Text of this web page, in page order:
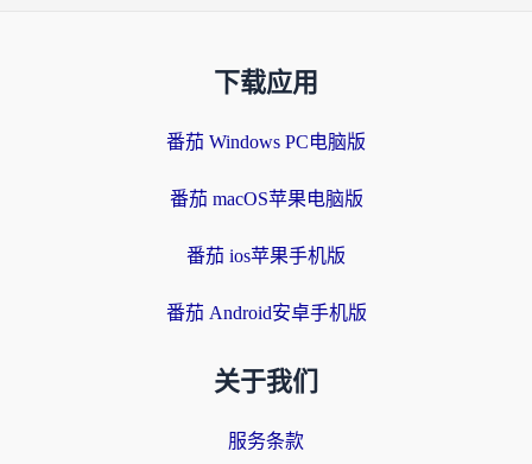
下载应用
番茄 Windows PC电脑版
番茄 macOS苹果电脑版
番茄 ios苹果手机版
番茄 Android安卓手机版
关于我们
服务条款